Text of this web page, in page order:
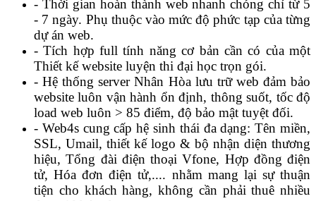
- Thời gian hoàn thành web nhanh chóng chỉ từ 5
- 7 ngày. Phụ thuộc vào mức độ phức tạp của từng
dự án web.
- Tích hợp full tính năng cơ bản cần có của một
Thiết kế website luyện thi đại học trọn gói.
- Hệ thống server Nhân Hòa lưu trữ web đảm bảo
website luôn vận hành ổn định, thông suốt, tốc độ
load web luôn > 85 điểm, độ bảo mật tuyệt đối.
- Web4s cung cấp hệ sinh thái đa dạng: Tên miền,
SSL, Umail, thiết kế logo & bộ nhận diện thương
hiệu, Tổng đài điện thoại Vfone, Hợp đồng điện
tử, Hóa đơn điện tử,.... nhằm mang lại sự thuận
tiện cho khách hàng, không cần phải thuê nhiều